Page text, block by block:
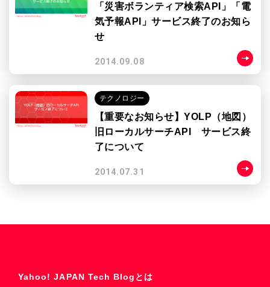
「災害ボランティア検索API」「電
気予報API」サービス終了のお知ら
せ
2014.09.08
テクノロジー
【重要なお知らせ】YOLP（地図）
旧ローカルサーチAPI サービス終
了について
2014.07.31
Yahoo! JAPAN Tech Blogとは